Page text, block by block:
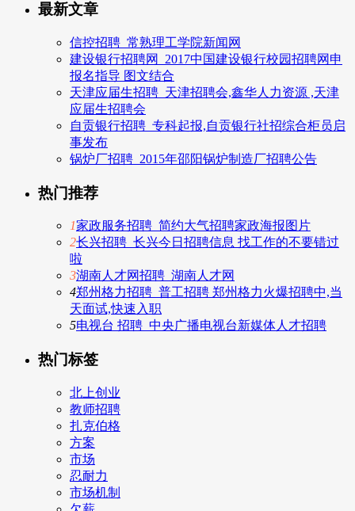
最新文章
信控招聘_常熟理工学院新闻网
建设银行招聘网_2017中国建设银行校园招聘网申
报名指导 图文结合
天津应届生招聘_天津招聘会,鑫华人力资源 ,天津
应届生招聘会
自贡银行招聘_专科起报,自贡银行社招综合柜员启
事发布
锅炉厂招聘_2015年邵阳锅炉制造厂招聘公告
热门推荐
1家政服务招聘_简约大气招聘家政海报图片
2长兴招聘_长兴今日招聘信息 找工作的不要错过
啦
3湖南人才网招聘_湖南人才网
4郑州格力招聘_普工招聘 郑州格力火爆招聘中,当
天面试,快速入职
5电视台 招聘_中央广播电视台新媒体人才招聘
热门标签
北上创业
教师招聘
扎克伯格
方案
市场
忍耐力
市场机制